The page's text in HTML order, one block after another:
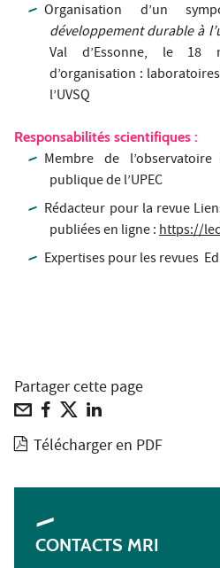
Organisation d’un
développement durable à
Val d’Essonne, le 18
d’organisation : laboratoires
l’UVSQ
Responsabilités scientifiques :
Membre de
publique de l’UPEC
Rédacteur pour la revue
publiées en ligne :https://
Expertises pour les revues
Partager cette page
Télécharger en PDF
CONTACTS MRI